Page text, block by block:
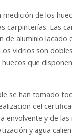
medición de los
carpinterías. Las
de aluminio lacado
vidrios son
que
se han tomado
del
envolvente y de las
y agua